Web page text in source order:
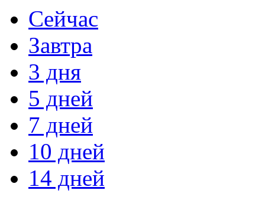
Сейчас
Завтра
3 дня
5 дней
7 дней
10 дней
14 дней